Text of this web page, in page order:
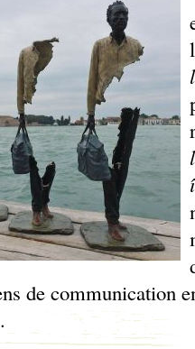
de communication